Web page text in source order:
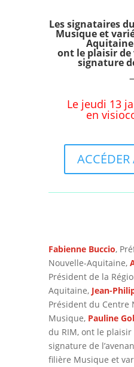
Les signataires
Musique et
Aquitaine
ont le plaisir
signature
Le jeudi 13
en
Fabienne Buccio,
Nouvelle-Aquitaine,
Président de la
Aquitaine, Jean-
Président du Centre
Musique, Pauline
du RIM, ont le
signature de
filière Musique et